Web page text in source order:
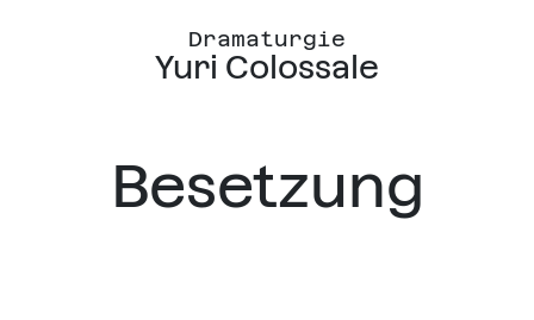
Dramaturgie
Yuri Colossale
Besetzung